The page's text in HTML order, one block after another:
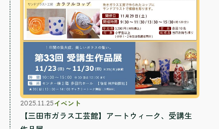
2025.11.25イベント
【三田市ガラス工芸館】アートウィーク、受講生